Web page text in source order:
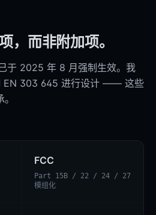
，而非附加项。
于 2025 年 8 月强制生效。我
EN 303 645 进行设计 —— 这些
FCC
Part 15B / 22 / 24 / 27
模组化